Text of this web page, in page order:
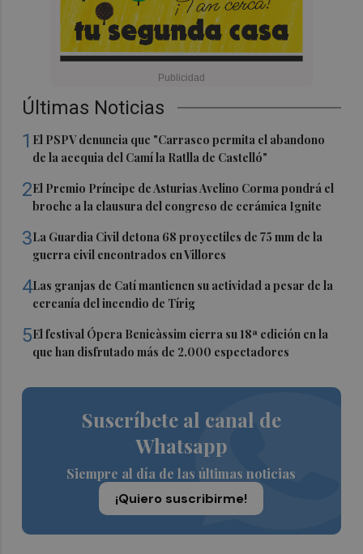
Últimas Noticias
1 El PSPV denuncia que "Carrasco permita el abandono
de la acequia del Camí la Ratlla de Castelló"
2El Premio Príncipe de Asturias Avelino Corma pondrá el
broche a la clausura del congreso de cerámica Ignite
3La Guardia Civil detona 68 proyectiles de 75 mm de la
guerra civil encontrados en Villores
4Las granjas de Catí mantienen su actividad a pesar de la
cercanía del incendio de Tírig
5El festival Ópera Benicàssim cierra su 18ª edición en la
que han disfrutado más de 2.000 espectadores
Suscríbete al canal de
Whatsapp
Siempre al día de las últimas noticias
¡Quiero suscribirme!